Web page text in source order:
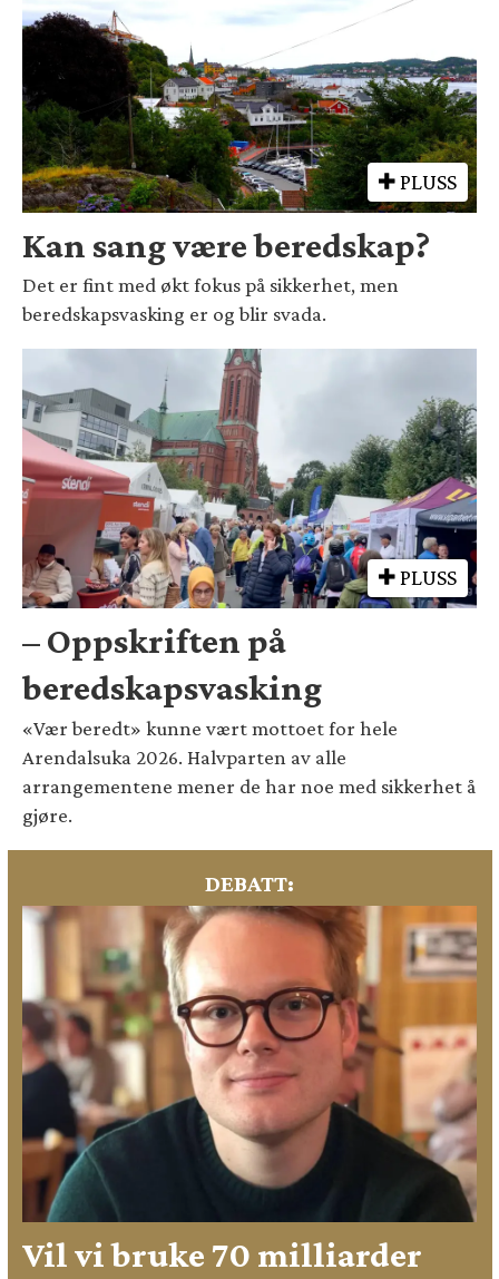
PLUSS
Kan sang være beredskap?
Det er fint med økt fokus på sikkerhet, men
beredskapsvasking er og blir svada.
PLUSS
– Oppskriften på
beredskapsvasking
«Vær beredt» kunne vært mottoet for hele
Arendalsuka 2026. Halvparten av alle
arrangementene mener de har noe med sikkerhet å
gjøre.
DEBATT:
Vil vi bruke 70 milliarder